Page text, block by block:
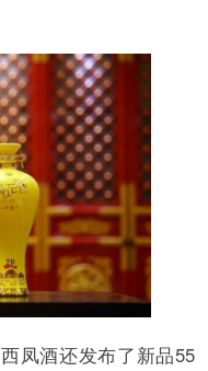
凤酒还发布了新品55